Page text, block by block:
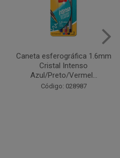
COLA EM BASTÃO 40G - LEO
& LEO
Código: 028164